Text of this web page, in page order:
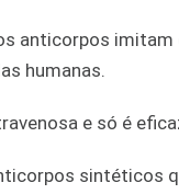
anticorpos
humanas.
e só é
sintéticos